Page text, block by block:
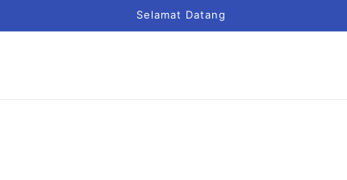
Selamat Datang